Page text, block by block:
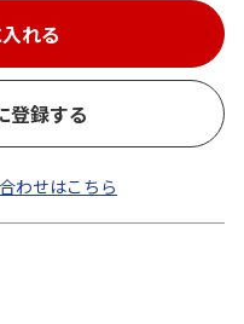
れる
登録する
わせはこちら